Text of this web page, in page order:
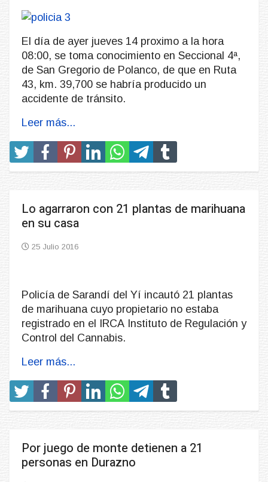
El día de ayer jueves 14 proximo a la hora
08:00, se toma conocimiento en Seccional 4ª,
de San Gregorio de Polanco, de que en Ruta
43, km. 39,700 se habría producido un
accidente de tránsito.
Leer más...
Lo agarraron con 21 plantas de marihuana
en su casa
25 Julio 2016
Policía de Sarandí del Yí incautó 21 plantas
de marihuana cuyo propietario no estaba
registrado en el IRCA Instituto de Regulación y
Control del Cannabis.
Leer más...
Por juego de monte detienen a 21
personas en Durazno